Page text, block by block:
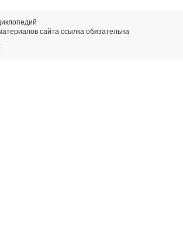
сайта ссылка обязательна